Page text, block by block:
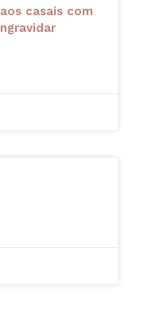
casais com